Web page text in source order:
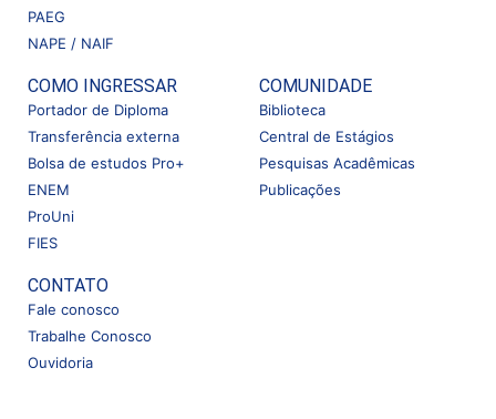
PAEG
NAPE / NAIF
COMO INGRESSAR
Portador de Diploma
Transferência externa
Bolsa de estudos Pro+
ENEM
ProUni
FIES
COMUNIDADE
Biblioteca
Central de Estágios
Pesquisas Acadêmicas
Publicações
CONTATO
Fale conosco
Trabalhe Conosco
Ouvidoria